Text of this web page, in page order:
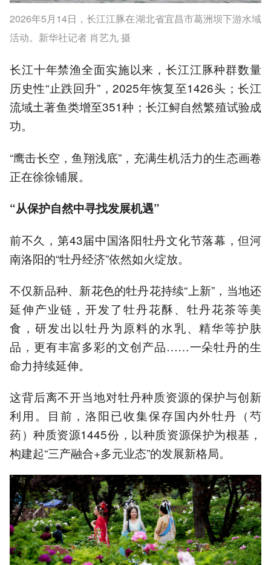
2026年5月14日，长江江豚在湖北省宜昌市葛洲坝下游水域
活动。新华社记者 肖艺九 摄
长江十年禁渔全面实施以来，长江江豚种群数量
历史性“止跌回升”，2025年恢复至1426头；长江
流域土著鱼类增至351种；长江鲟自然繁殖试验成
功。
“鹰击长空，鱼翔浅底”，充满生机活力的生态画卷
正在徐徐铺展。
“从保护自然中寻找发展机遇”
前不久，第43届中国洛阳牡丹文化节落幕，但河
南洛阳的“牡丹经济”依然如火绽放。
不仅新品种、新花色的牡丹花持续“上新”，当地还
延伸产业链，开发了牡丹花酥、牡丹花茶等美
食，研发出以牡丹为原料的水乳、精华等护肤
品，更有丰富多彩的文创产品……一朵牡丹的生
命力持续延伸。
这背后离不开当地对牡丹种质资源的保护与创新
利用。目前，洛阳已收集保存国内外牡丹（芍
药）种质资源1445份，以种质资源保护为根基，
构建起“三产融合+多元业态”的发展新格局。